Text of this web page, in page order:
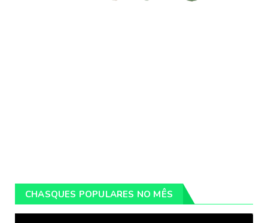
CHASQUES POPULARES NO MÊS